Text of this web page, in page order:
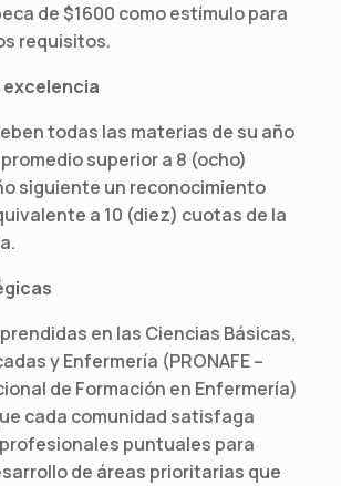
de $1600 como estímulo para
requisitos.
excelencia
todas las materias de su año
superior a 8 (ocho)
siguiente un reconocimiento
a 10 (diez) cuotas de la
en las Ciencias Básicas,
y Enfermería (PRONAFE –
de Formación en Enfermería)
cada comunidad satisfaga
puntuales para
de áreas prioritarias que